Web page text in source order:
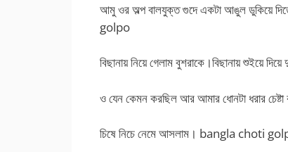
আমু ওর অল্প বালযুক্ত গুদে একটা আঙুল ডুকিয়ে
golpo
বিছানায় নিয়ে গেলাম বুশরাকে।বিছানায় শুইয়ে
ও যেন কেমন করছিল আর আমার ধোনটা ধরার
চিষে নিচে নেমে আসলাম। bangla choti